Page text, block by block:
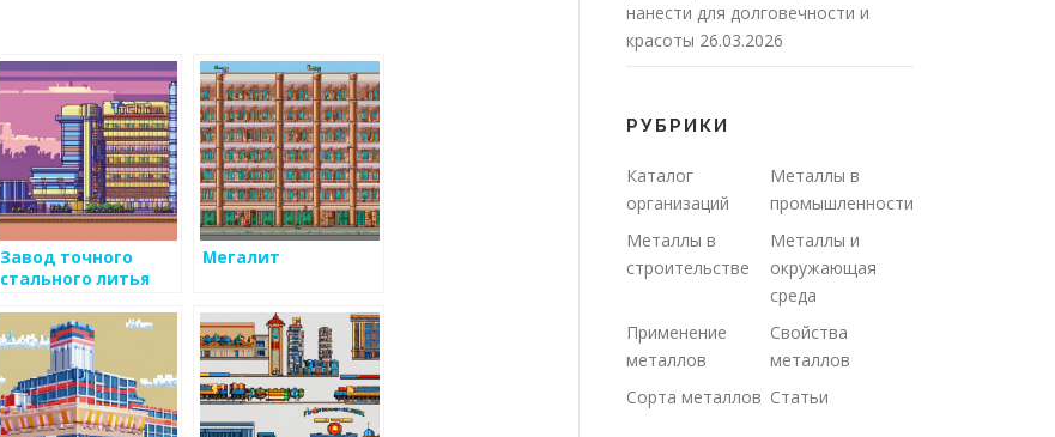
Завод точного
стального литья
Мегалит
нанести для долговечности и
красоты 26.03.2026
РУБРИКИ
Каталог
организаций
Металлы в
промышленности
Металлы в
строительстве
Металлы и
окружающая
среда
Применение
металлов
Свойства
металлов
Сорта металлов Статьи